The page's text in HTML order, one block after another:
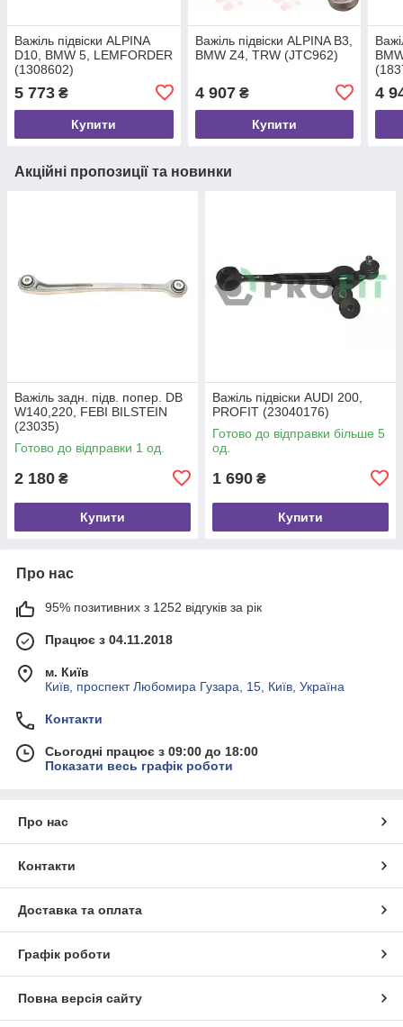
Важіль підвіски ALPINA
D10, BMW 5, LEMFORDER
(1308602)
5 773 ₴
Купити
Важіль підвіски ALPINA B3,
BMW Z4, TRW (JTC962)
4 907₴
Купити
4
Акційні пропозиції та новинки
Важіль задн. підв. попер. DB
W140,220, FEBI BILSTEIN
(23035)
Готово до відправки 1 од.
2 180 ₴
Купити
Важіль підвіски AUDI 200,
PROFIT (23040176)
Готово до відправки більше 5
од.
1 690 ₴
Купити
Про нас
95% позитивних з 1252 відгуків за рік
Працює з 04.11.2018
м. Київ
Київ, проспект Любомира Гузара, 15, Київ, Україна
Контакти
Сьогодні працює з 09:00 до 18:00
Показати весь графік роботи
Про нас
Контакти
Доставка та оплата
Графік роботи
Повна версія сайту